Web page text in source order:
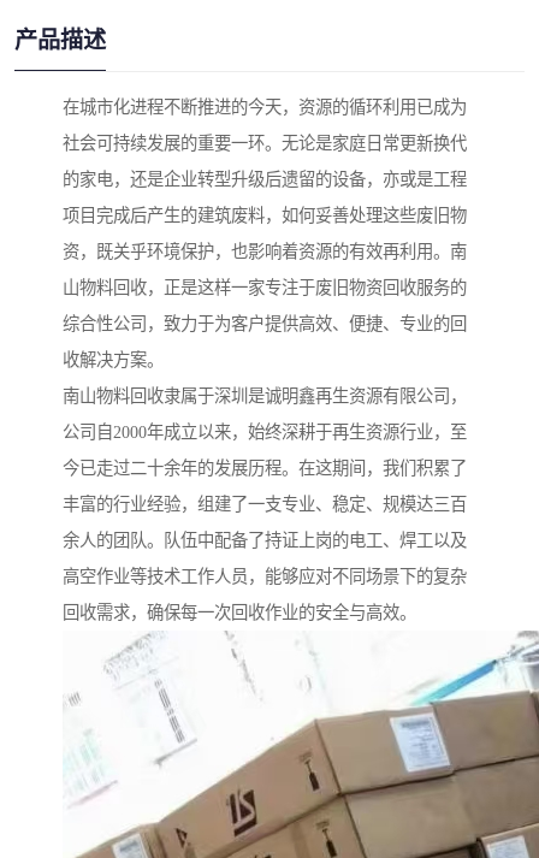
产品描述
在城市化进程不断推进的今天，资源的循环利用已成为
社会可持续发展的重要一环。无论是家庭日常更新换代
的家电，还是企业转型升级后遗留的设备，亦或是工程
项目完成后产生的建筑废料，如何妥善处理这些废旧物
资，既关乎环境保护，也影响着资源的有效再利用。南
山物料回收，正是这样一家专注于废旧物资回收服务的
综合性公司，致力于为客户提供高效、便捷、专业的回
收解决方案。
南山物料回收隶属于深圳是诚明鑫再生资源有限公司，
公司自2000年成立以来，始终深耕于再生资源行业，至
今已走过二十余年的发展历程。在这期间，我们积累了
丰富的行业经验，组建了一支专业、稳定、规模达三百
余人的团队。队伍中配备了持证上岗的电工、焊工以及
高空作业等技术工作人员，能够应对不同场景下的复杂
回收需求，确保每一次回收作业的安全与高效。